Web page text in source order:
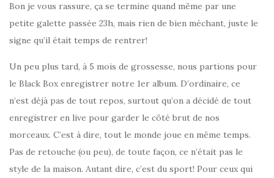
Bon je vous rassure, ça se termine quand même par une
petite galette passée 23h, mais rien de bien méchant, juste le
signe qu’il était temps de rentrer!
Un peu plus tard, à 5 mois de grossesse, nous partions pour
le Black Box enregistrer notre 1er album. D’ordinaire, ce
n’est déjà pas de tout repos, surtout qu’on a décidé de tout
enregistrer en live pour garder le côté brut de nos
morceaux. C’est à dire, tout le monde joue en même temps.
Pas de retouche (ou peu), de toute façon, ce n’était pas le
style de la maison. Autant dire, c’est du sport! Pour ceux qui